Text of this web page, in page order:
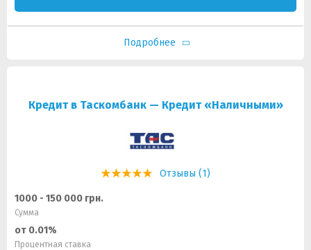
Подробнее
Кредит в Таскомбанк — Кредит «Наличными»
Отзывы (1)
1000 - 150 000 грн.
Сумма
от 0.01%
Процентная ставка